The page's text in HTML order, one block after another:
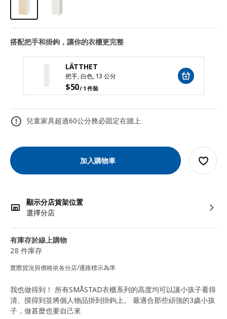
搭配把手和掛鉤，讓你的衣櫃更完整
LÄTTHET
把手, 白色, 13 公分
$50/ 1 件裝
兒童家具超過60公分務必固定在牆上
加入購物車
顯示分店貨架位置
選擇分店
有庫存於線上購物
28 件庫存
實際貨況與價格依各分店/通路標示為準
我也做得到！ 所有SMÅSTAD衣櫃系列的高度均可以讓小孩子看得
清、摸得到並將個人物品掛到掛鉤上。 最適合那些頑強的3歲小孩
子，做甚麼也要自己來